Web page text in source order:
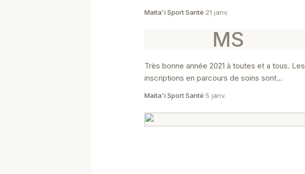
réunion d’i...
Maita'i Sport Santé·21 janv.
MS
Très bonne année 2021 à toutes et a tous. Les
inscriptions en parcours de soins sont
prendront fin le 27 février.
Maita'i Sport Santé·5 janv.